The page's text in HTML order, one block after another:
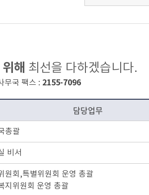
해 최선을 다하겠습니다.
무국 팩스 : 2155-7096
담당업무
총괄
비서
원회,특별위원회 운영 총괄
지위원회 운영 총괄